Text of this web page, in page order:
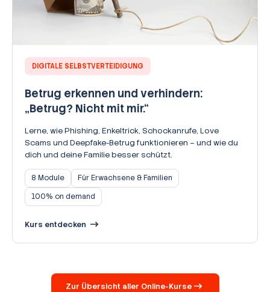
DIGITALE SELBSTVERTEIDIGUNG
Betrug erkennen und verhindern:
„Betrug? Nicht mit mir.“
Lerne, wie Phishing, Enkeltrick, Schockanrufe, Love
Scams und Deepfake-Betrug funktionieren – und wie du
dich und deine Familie besser schützt.
8 Module
Für Erwachsene & Familien
100% on demand
Kurs entdecken
Zur Übersicht aller Online-Kurse